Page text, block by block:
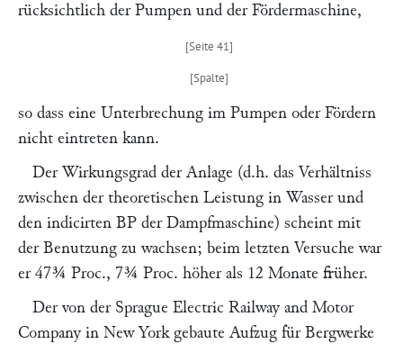
rücksichtlich der Pumpen und der Fördermaschine,
so dass eine Unterbrechung im Pumpen oder Fördern
nicht eintreten kann.
Der Wirkungsgrad der Anlage (d.h. das Verhältniss
zwischen der theoretischen Leistung in Wasser und
den indicirten BP der Dampfmaschine) scheint mit
der Benutzung zu wachsen; beim letzten Versuche war
er 47¾ Proc., 7¾ Proc. höher als 12 Monate früher.
Der von der Sprague Electric Railway and Motor
Companyin New York gebaute Aufzug für Bergwerke